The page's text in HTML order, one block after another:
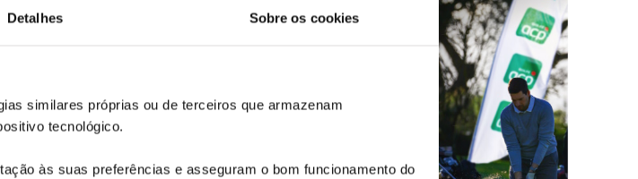
Detalhes Sobre os cookies
similares próprias ou de terceiros que armazenam
tecnológico.
às suas preferências e asseguram o bom funcionamento do